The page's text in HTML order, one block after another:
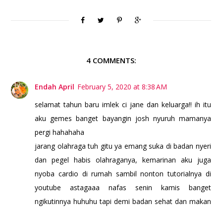
4 COMMENTS:
Endah April February 5, 2020 at 8:38 AM
selamat tahun baru imlek ci jane dan keluarga!! ih itu
aku gemes banget bayangin josh nyuruh mamanya
pergi hahahaha
jarang olahraga tuh gitu ya emang suka di badan nyeri
dan pegel habis olahraganya, kemarinan aku juga
nyoba cardio di rumah sambil nonton tutorialnya di
youtube astagaaa nafas senin kamis banget
ngikutinnya huhuhu tapi demi badan sehat dan makan